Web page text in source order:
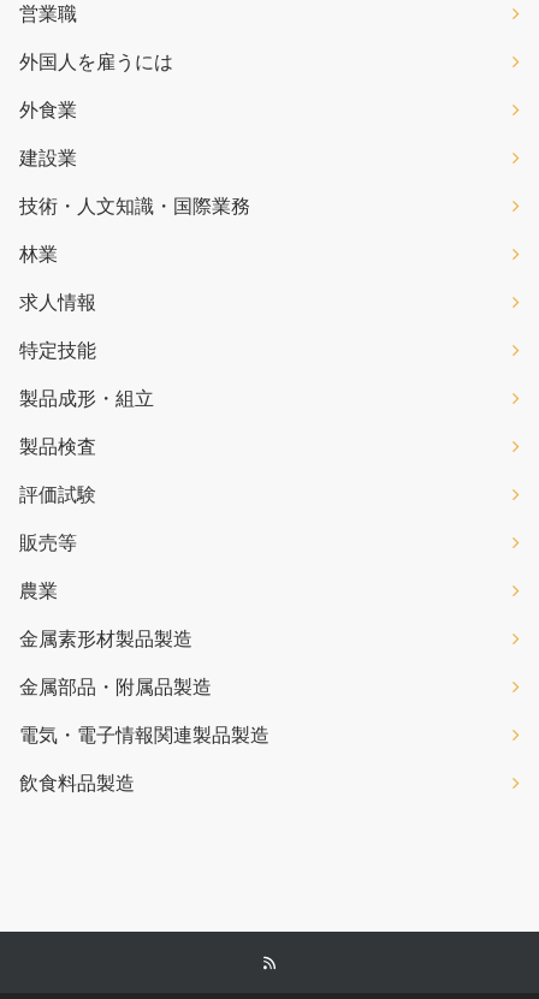
営業職
外国人を雇うには
外食業
建設業
技術・人文知識・国際業務
林業
求人情報
特定技能
製品成形・組立
製品検査
評価試験
販売等
農業
金属素形材製品製造
金属部品・附属品製造
電気・電子情報関連製品製造
飲食料品製造